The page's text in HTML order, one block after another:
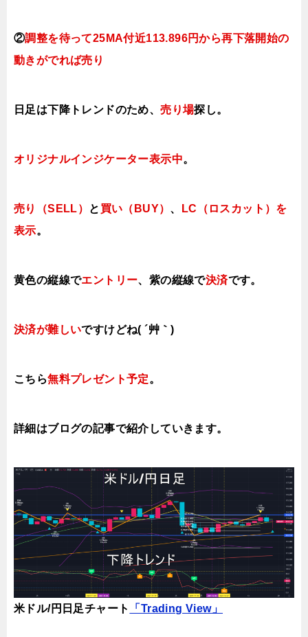
②調整を待って25MA付近113.896円から再下落開始の
動きがでれば売り
日足は下降トレンドのため、売り場探し。
オリジナルインジケーター表示中。
売り（SELL） と 買い（BUY） 、
LC（ロスカット）を
表示。
黄色の縦線でエントリー、紫の縦線で決済です。
決済が難しいですけどね( ´艸｀)
こちら無料プレゼント予定。
詳細はブログの記事で紹介していきます。
米ドル/円日足チャート 「Trading View」